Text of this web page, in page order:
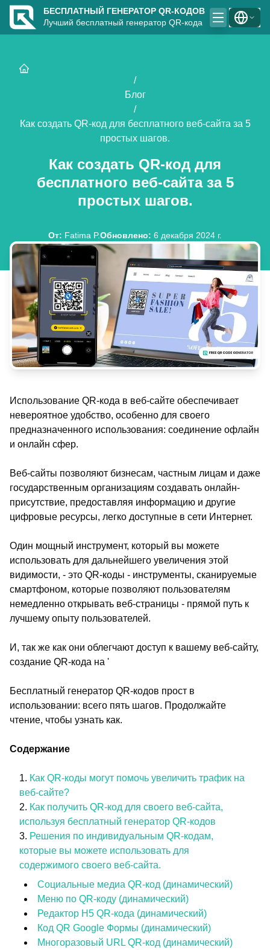
БЕСПЛАТНЫЙ ГЕНЕРАТОР QR-КОДОВ
Лучший бесплатный генератор QR-кода
/
Блог
/
Как создать QR-код для бесплатного веб-сайта за 5
простых шагов.
Как создать QR-код для
бесплатного веб-сайта за 5
простых шагов.
От: Fatima P.Обновлено: 6 декабря 2024 г.
Использование QR-кода в веб-сайте обеспечивает
невероятное удобство, особенно для своего
предназначенного использования: соединение офлайн
и онлайн сфер.
Веб-сайты позволяют бизнесам, частным лицам и даже
государственным организациям создавать онлайн-
присутствие, предоставляя информацию и другие
цифровые ресурсы, легко доступные в сети Интернет.
Один мощный инструмент, который вы можете
использовать для дальнейшего увеличения этой
видимости, - это QR-коды - инструменты, сканируемые
смартфоном, которые позволяют пользователям
немедленно открывать веб-страницы - прямой путь к
лучшему опыту пользователей.
И, так же как они облегчают доступ к вашему веб-сайту,
создание QR-кода на '
Бесплатный генератор QR-кодов прост в
использовании: всего пять шагов. Продолжайте
чтение, чтобы узнать как.
Содержание
Как QR-коды могут помочь увеличить трафик на
веб-сайте?
Как получить QR-код для своего веб-сайта,
используя бесплатный генератор QR-кодов
Решения по индивидуальным QR-кодам,
которые вы можете использовать для
содержимого своего веб-сайта.
Социальные медиа QR-код (динамический)
Меню по QR-коду (динамический)
Редактор H5 QR-кода (динамический)
Код QR Google Формы (динамический)
Многоразовый URL QR-код (динамический)